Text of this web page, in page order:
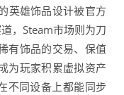
英雄饰品设计被官方
，Steam市场则为刀
有饰品的交易、保值
为玩家积累虚拟资产
不同设备上都能同步